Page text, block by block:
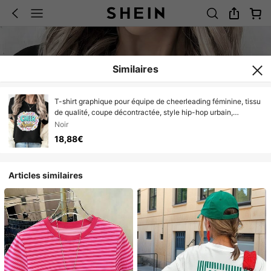
Similaires
T-shirt graphique pour équipe de cheerleading féminine, tissu
de qualité, coupe décontractée, style hip-hop urbain,
confortable, motif graphique
Noir
18,88€
Articles similaires